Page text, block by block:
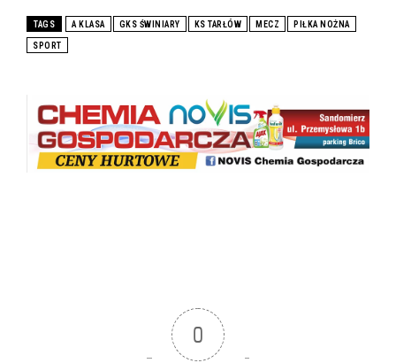
TAGS A KLASA GKS ŚWINIARY KS TARŁÓW MECZ PIŁKA NOŻNA
SPORT
0